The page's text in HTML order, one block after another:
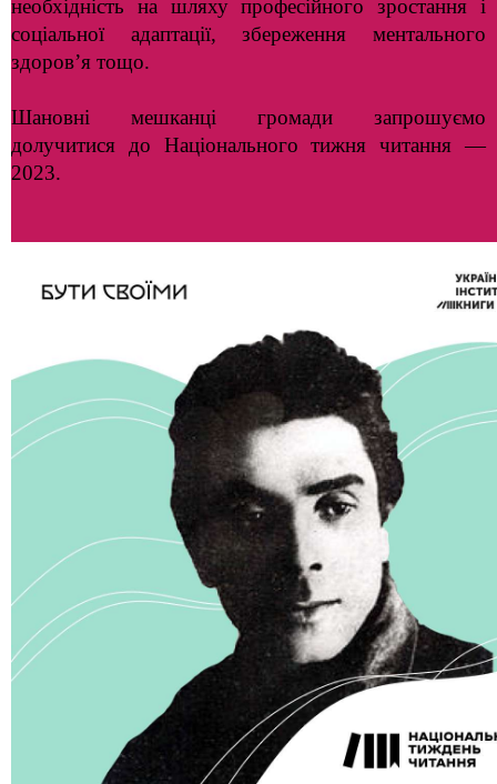
необхідність на шляху професійного зростання і
соціальної адаптації, збереження ментального
здоров’я тощо.
Шановні мешканці громади запрошуємо
долучитися до Національного тижня читання —
2023.